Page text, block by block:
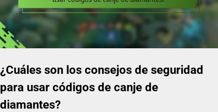
¿Cuáles son los consejos de seguridad
para usar códigos de canje de
diamantes?